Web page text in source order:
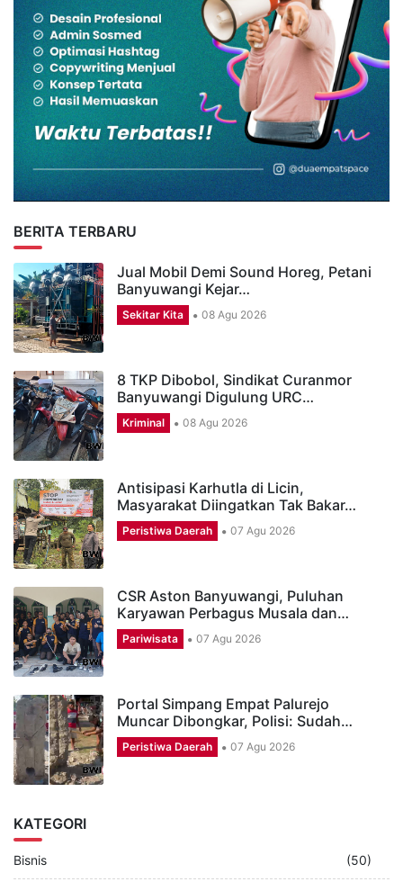
BERITA TERBARU
Jual Mobil Demi Sound Horeg, Petani
Banyuwangi Kejar…
Sekitar Kita 08 Agu 2026
8 TKP Dibobol, Sindikat Curanmor
Banyuwangi Digulung URC…
Kriminal 08 Agu 2026
Antisipasi Karhutla di Licin,
Masyarakat Diingatkan Tak Bakar…
Peristiwa Daerah 07 Agu 2026
CSR Aston Banyuwangi, Puluhan
Karyawan Perbagus Musala dan…
Pariwisata 07 Agu 2026
Portal Simpang Empat Palurejo
Muncar Dibongkar, Polisi: Sudah…
Peristiwa Daerah 07 Agu 2026
KATEGORI
Bisnis (50)